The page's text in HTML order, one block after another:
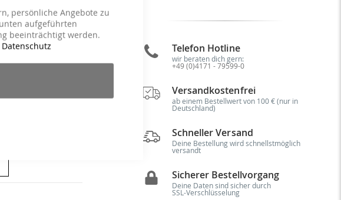
persönliche Angebote zu
aufgeführten
beeinträchtigt werden.
Datenschutz
wofür Billy steht:
um Schlag treibt
den Rythmus von
jeder Punch in deiner
Telefon Hotline
wir beraten dich gern:
+49 (0)4171 - 79599-0
Versandkostenfrei
ab einem Bestellwert von 100 € (nur in
Deutschland)
Schneller Versand
Deine Bestellung wird schnellstmöglich
versandt
Sicherer Bestellvorgang
Deine Daten sind sicher durch
SSL-Verschlüsselung